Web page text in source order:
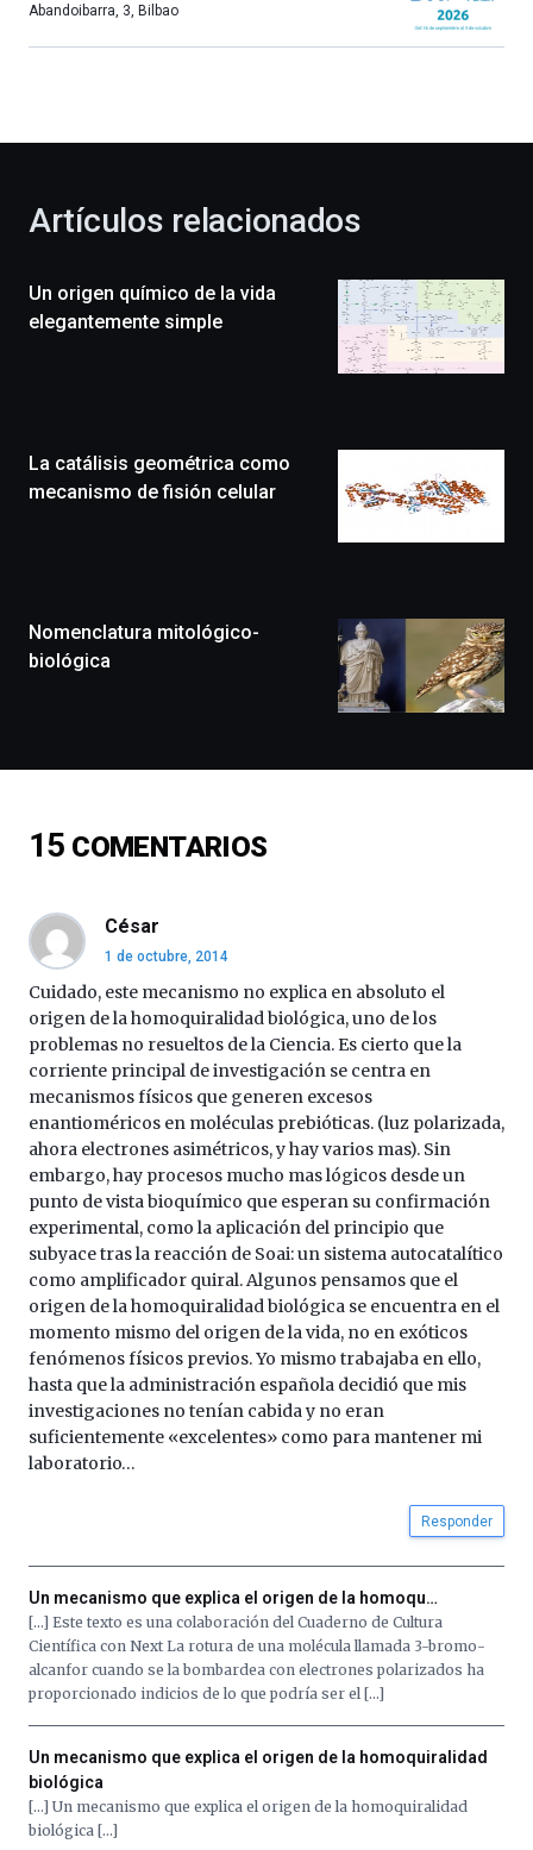
más,
celebración
novena
edición
un
festival
monólogos,
exposiciones,
conferencias,
de
16
4
de
octubre.
iniciativa,
organizada
por
la
Cátedra…
Abandoibarra, 3, Bilbao
Artículos relacionados
Un origen químico de la vida
elegantemente simple
La catálisis geométrica como
mecanismo de fisión celular
Nomenclatura mitológico-
biológica
15 COMENTARIOS
César
1 de octubre, 2014
Cuidado, este mecanismo no explica en absoluto el
origen de la homoquiralidad biológica, uno de los
problemas no resueltos de la Ciencia. Es cierto que la
corriente principal de investigación se centra en
mecanismos físicos que generen excesos
enantioméricos en moléculas prebióticas. (luz polarizada,
ahora electrones asimétricos, y hay varios mas). Sin
embargo, hay procesos mucho mas lógicos desde un
punto de vista bioquímico que esperan su confirmación
experimental, como la aplicación del principio que
subyace tras la reacción de Soai: un sistema autocatalítico
como amplificador quiral. Algunos pensamos que el
origen de la homoquiralidad biológica se encuentra en el
momento mismo del origen de la vida, no en exóticos
fenómenos físicos previos. Yo mismo trabajaba en ello,
hasta que la administración española decidió que mis
investigaciones no tenían cabida y no eran
suficientemente «excelentes» como para mantener mi
laboratorio…
Responder
Un mecanismo que explica el origen de la homoqu…
[…] Este texto es una colaboración del Cuaderno de Cultura
Científica con Next La rotura de una molécula llamada 3-bromo-
alcanfor cuando se la bombardea con electrones polarizados ha
proporcionado indicios de lo que podría ser el […]
Un mecanismo que explica el origen de la homoquiralidad
biológica
[…] Un mecanismo que explica el origen de la homoquiralidad
biológica […]